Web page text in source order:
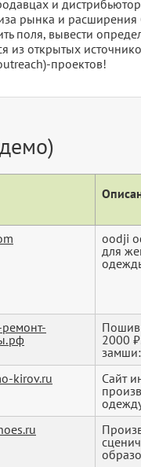
и
рынка и
поля, вывести
из открытых
проектов!
oodji
для
Пошив
2000
kirov.ru
Сайт